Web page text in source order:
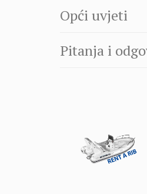
Opći uvjeti
Pitanja i